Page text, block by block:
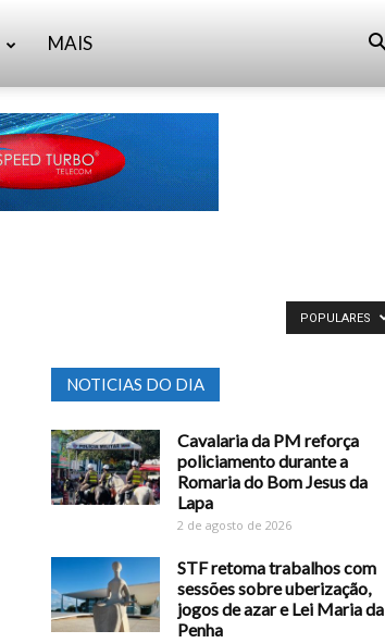
MAIS
POPULARES
NOTICIAS DO DIA
Cavalaria da PM reforça
policiamento durante a
Romaria do Bom Jesus da
Lapa
2 de agosto de 2026
STF retoma trabalhos com
sessões sobre uberização,
jogos de azar e Lei Maria da
Penha